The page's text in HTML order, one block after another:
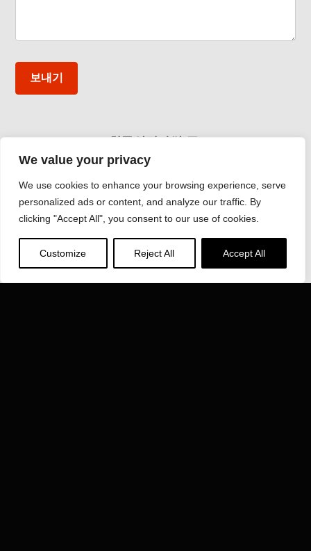
We value your privacy
We use cookies to enhance your browsing experience, serve
personalized ads or content, and analyze our traffic. By
clicking "Accept All", you consent to our use of cookies.
Customize Reject All Accept All
보내기
한국인닥타썸(주)
경북 고령군 다산면 다산산단로 188번지
Phone: 054-954-5682
Fax: 054-954-5685
Email:inductotherm@inductotherm.co.kr
INDUCTOTHERM GROUP